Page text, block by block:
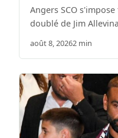
Angers SCO
doublé de Jim
août 8, 20262 min